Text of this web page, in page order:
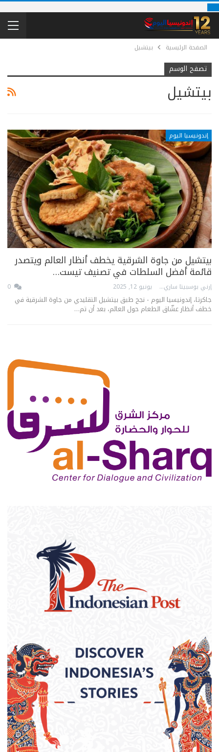
الصفحة الرئيسية بيتشيل
تصفح الوسم
بيتشيل
إندونيسيا اليوم
بيتشيل من جاوة الشرقية يخطف أنظار العالم ويتصدر
قائمة أفضل السلطات في تصنيف تيست…
إرني بوسبيتا ساري يونيو 12, 2025
جاكرتا، إندونيسيا اليوم - نجح طبق بيتشيل التقليدي من جاوة الشرقية في
خطف أنظار عشّاق الطعام حول العالم، بعد أن تم…